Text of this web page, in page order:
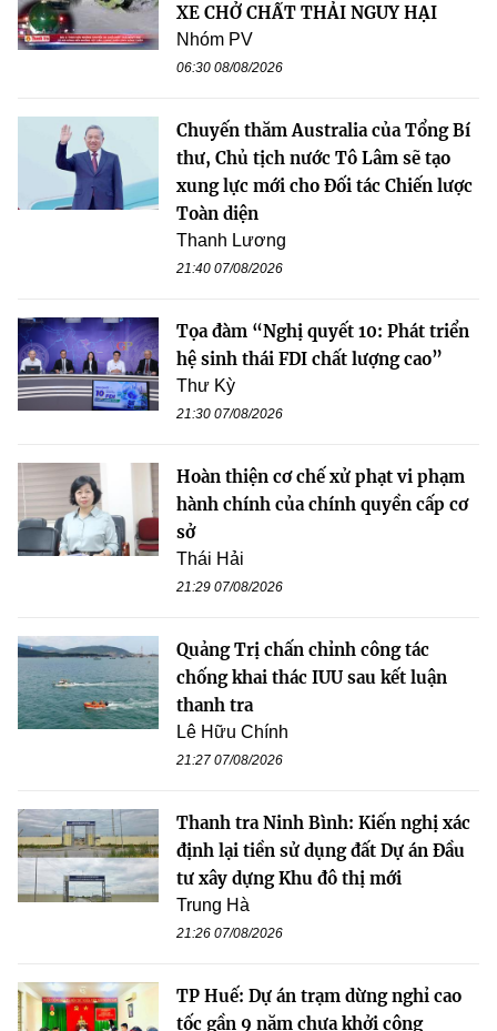
XE CHỞ CHẤT THẢI NGUY HẠI
Nhóm PV
06:30 08/08/2026
Chuyến thăm Australia của Tổng Bí
thư, Chủ tịch nước Tô Lâm sẽ tạo
xung lực mới cho Đối tác Chiến lược
Toàn diện
Thanh Lương
21:40 07/08/2026
Tọa đàm “Nghị quyết 10: Phát triển
hệ sinh thái FDI chất lượng cao”
Thư Kỳ
21:30 07/08/2026
Hoàn thiện cơ chế xử phạt vi phạm
hành chính của chính quyền cấp cơ
sở
Thái Hải
21:29 07/08/2026
Quảng Trị chấn chỉnh công tác
chống khai thác IUU sau kết luận
thanh tra
Lê Hữu Chính
21:27 07/08/2026
Thanh tra Ninh Bình: Kiến nghị xác
định lại tiền sử dụng đất Dự án Đầu
tư xây dựng Khu đô thị mới
Trung Hà
21:26 07/08/2026
TP Huế: Dự án trạm dừng nghỉ cao
tốc gần 9 năm chưa khởi công